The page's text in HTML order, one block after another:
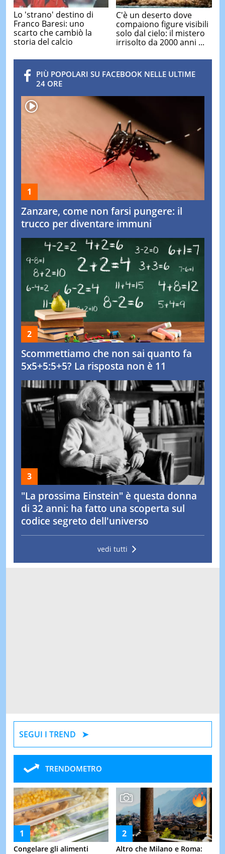
Lo 'strano' destino di
Franco Baresi: uno
scarto che cambiò la
storia del calcio
C'è un deserto dove
compaiono figure visibili
solo dal cielo: il mistero
irrisolto da 2000 anni ...
PIÙ POPOLARI SU FACEBOOK NELLE ULTIME
24 ORE
Zanzare, come non farsi pungere: il
trucco per diventare immuni
Scommettiamo che non sai quanto fa
5x5+5:5+5? La risposta non è 11
"La prossima Einstein" è questa donna
di 32 anni: ha fatto una scoperta sul
codice segreto dell'universo
vedi tutti
SEGUI I TREND
TRENDOMETRO
Congelare gli alimenti
Altro che Milano e Roma: